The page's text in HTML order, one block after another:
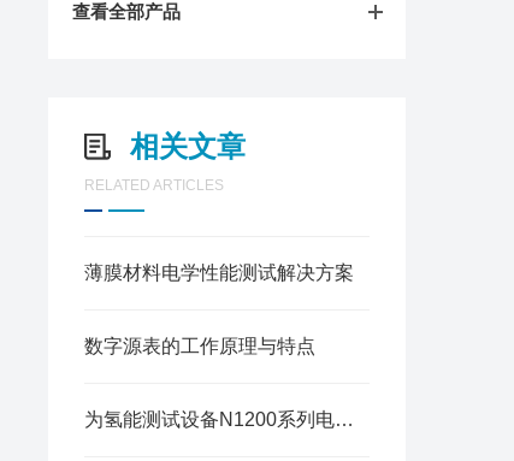
查看全部产品
相关文章
RELATED ARTICLES
薄膜材料电学性能测试解决方案
数字源表的工作原理与特点
为氢能测试设备N1200系列电压巡检仪